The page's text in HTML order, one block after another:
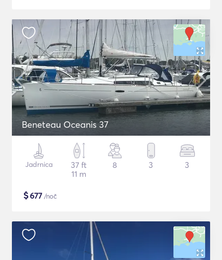
Beneteau Oceanis 37
Jadrnica
37 ft
11 m
8 3 3
$677 /noč